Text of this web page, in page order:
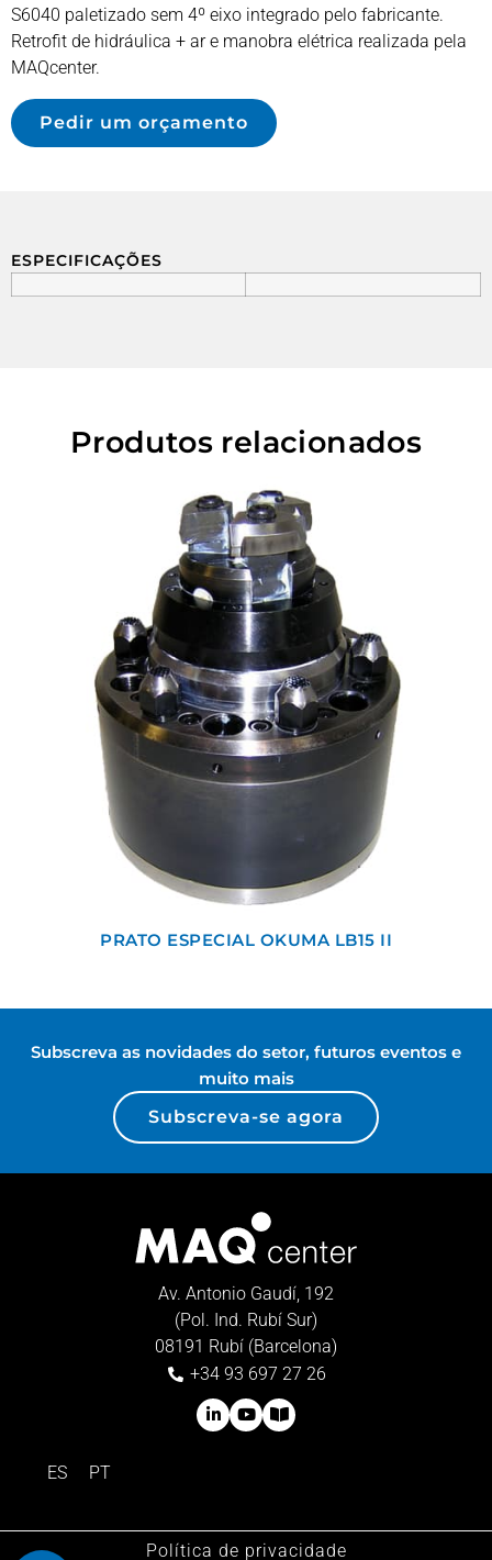
S6040 paletizado sem 4º eixo integrado pelo fabricante.
Retrofit de hidráulica + ar e manobra elétrica realizada pela
MAQcenter.
Pedir um orçamento
ESPECIFICAÇÕES
Produtos relacionados
PRATO ESPECIAL OKUMA LB15 II
Subscreva as novidades do setor, futuros eventos e
muito mais
Subscreva-se agora
Av. Antonio Gaudí, 192
(Pol. Ind. Rubí Sur)
08191 Rubí (Barcelona)
+34 93 697 27 26
ES PT
Política de privacidade